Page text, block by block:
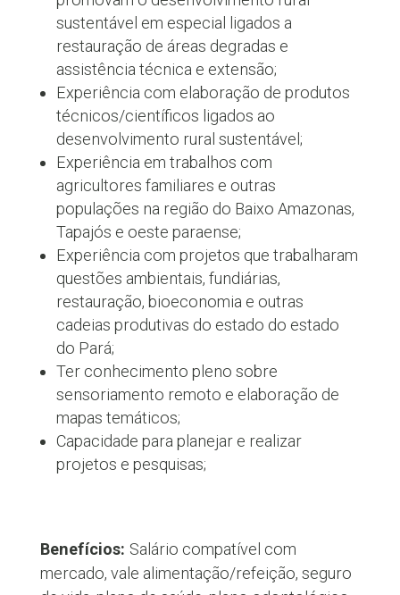
sustentável em especial ligados a
restauração de áreas degradas e
assistência técnica e extensão;
Experiência com elaboração de produtos
técnicos/científicos ligados ao
desenvolvimento rural sustentável;
Experiência em trabalhos com
agricultores familiares e outras
populações na região do Baixo Amazonas,
Tapajós e oeste paraense;
Experiência com projetos que trabalharam
questões ambientais, fundiárias,
restauração, bioeconomia e outras
cadeias produtivas do estado do estado
do Pará;
Ter conhecimento pleno sobre
sensoriamento remoto e elaboração de
mapas temáticos;
Capacidade para planejar e realizar
projetos e pesquisas;
Benefícios: Salário compatível com
mercado, vale alimentação/refeição, seguro